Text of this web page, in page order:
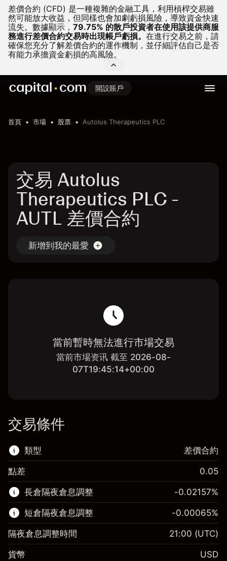
差價合約 (CFD) 是一種複雜的金融工具，利用槓桿交易雖
然可能放大收益，但同樣也會加劇虧損風險，導致資金快速
流失。 數據顯示， 79.75% 的散戶投資者在使用該提供商服
務進行差價合約交易時出現帳戶虧損。 在進行交易之前，請
確保您充分了解差價合約的運作機制，並仔細評估自己是否
有能力承擔資金虧損的高風險。
開設賬戶
首頁 市場 股票 Autolus Therapeutics PLC
交易 Autolus
Therapeutics PLC -
AUTL 差價合約
新增到我的最愛
當前暫時無法進行市場交易
當前市場资讯 截至 2026-08-
07T19:45:14+00:00
交易條件
類型
該金融市場可進行差價合約交易。
了解更多：
差價合約
差價合約
點差 0.05
長倉隔夜倉息調整 -0.02157%
短倉隔夜倉息調整 -0.00065%
隔夜倉息調整時間 21:00 (UTC)
貨幣 USD